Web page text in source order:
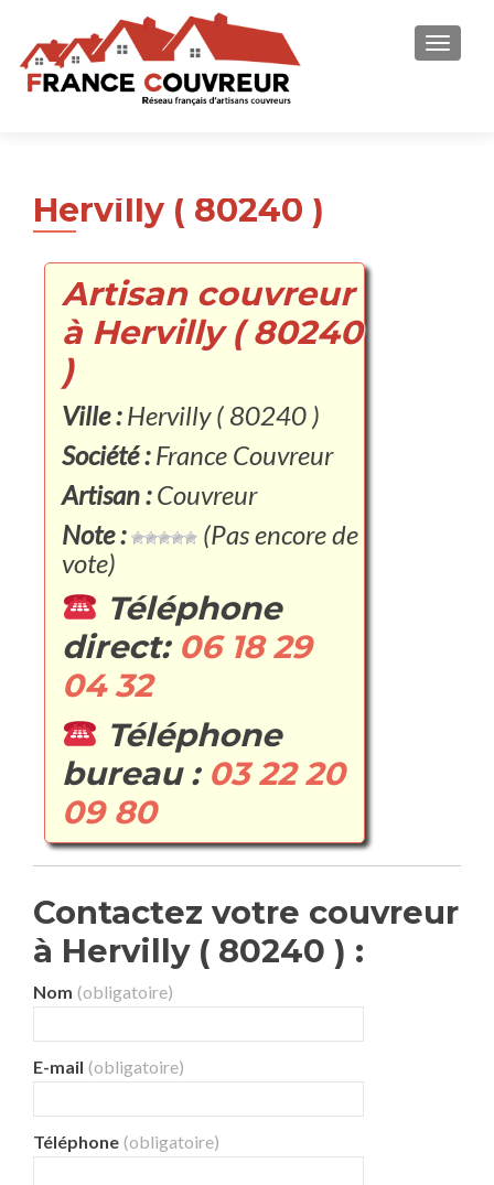
Hervilly ( 80240 )
Artisan couvreur
à Hervilly ( 80240
)
Ville :Hervilly ( 80240 )
Société :France Couvreur
Artisan :Couvreur
Note :
(Pas encore de
vote)
Téléphone
direct: 06 18 29
04 32
Téléphone
bureau : 03 22 20
09 80
Contactez votre couvreur
à Hervilly ( 80240 ) :
Nom (obligatoire)
E-mail (obligatoire)
Téléphone (obligatoire)